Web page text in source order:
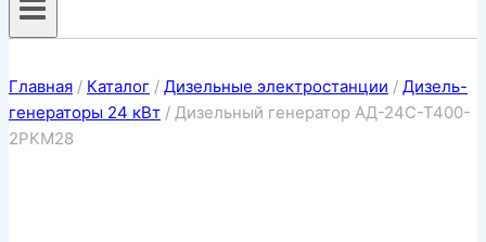
Главная / Каталог / Дизельные электростанции / Дизель-
генераторы 24 кВт / Дизельный генератор АД-24С-Т400-
2РКМ28